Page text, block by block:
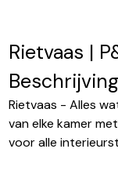
Rietvaas |
Beschrijving
Rietvaas - Alles
van elke kamer
voor alle